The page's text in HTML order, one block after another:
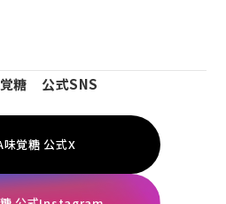
糖 公式SNS
味覚糖 公式X